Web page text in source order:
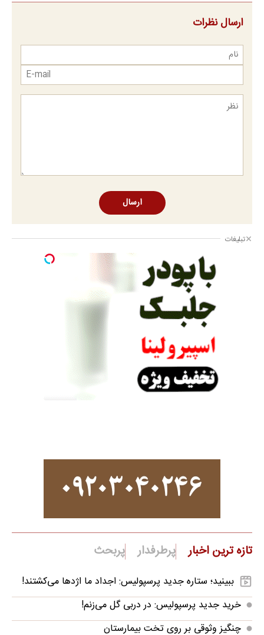
ارسال نظرات
ارسال
تبلیغات
تازه ترین اخبار پرطرفدار پربحث
ببینید؛ ستاره جدید پرسپولیس: اجداد ما اژدها می‌کشتند!
خرید جدید پرسپولیس: در دربی گل می‌زنم!
چنگیز وثوقی بر روی تخت بیمارستان